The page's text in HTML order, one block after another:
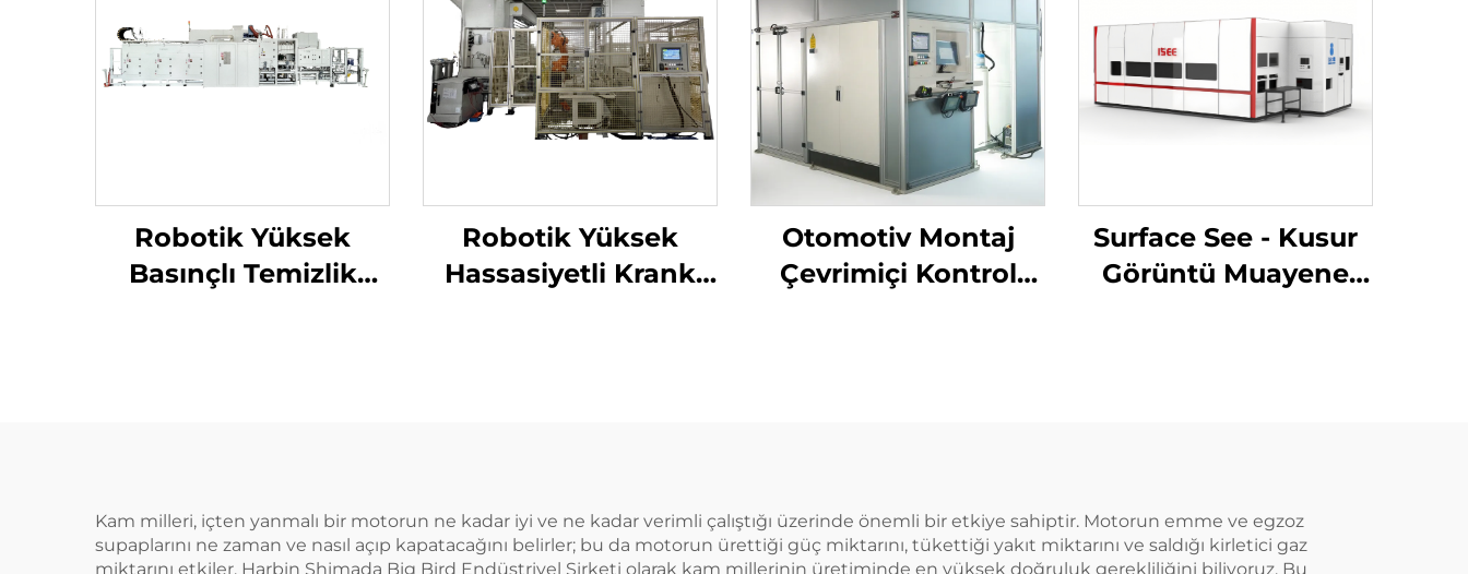
Robotik Yüksek
Basınçlı Temizlik
Robotik Yüksek
Hassasiyetli Krank
Otomotiv Montaj
Çevrimiçi Kontrol
Surface See - Kusur
Görüntü Muayene
Kam milleri, içten yanmalı bir motorun ne kadar iyi ve ne kadar verimli çalıştığı üzerinde önemli bir etkiye sahiptir. Motorun emme ve egzoz
supaplarını ne zaman ve nasıl açıp kapatacağını belirler; bu da motorun ürettiği güç miktarını, tükettiği yakıt miktarını ve saldığı kirletici gaz
miktarını etkiler. Harbin Shimada Big Bird Endüstriyel Şirketi olarak kam millerinin üretiminde en yüksek doğruluk gerekliliğini biliyoruz. Bu